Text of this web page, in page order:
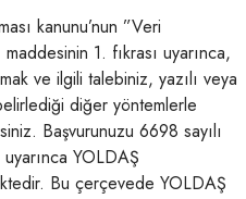
kanunu’nun ”Veri
1. fıkrası uyarınca,
ve ilgili talebiniz, yazılı veya
diğer yöntemlerle
Başvurunuzu 6698 sayılı
YOLDAŞ
Bu çerçevede YOLDAŞ